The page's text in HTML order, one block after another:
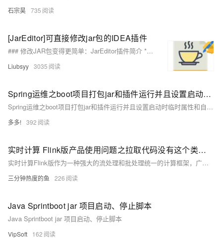
石宗昊 735
[JarEditor]可直接修改jar包的IDEA插件
### 修改JAR包变得更简单：JarEditor插件简介 **背景:** 开发中常需修改JAR包中的class文件,传统方法耗时费力。JarEditor插件让你一键编辑JAR包内文件,无需解压。 **插件使用:** 1. **安装:** 在IDEA插件市场搜索JarEditor并安装。 2. **修改class:** 打开JAR文件中的class,直接编辑,保存后一键构建更新JAR。 3. **文件管理:** 右键菜单支持在JAR内新增/删除/重命名文件等操作。 4. **搜索:** 使用内置搜索功能快速定位JAR包内的字符串。
Liubsyy 3035
Spring运维之boot项目打包jar和插件运行并且设置启动时临时属性和自定义配置文件
Spring运维之boot项目打包jar和插件运行并且设置启动时临时属性和自定义配置文件
多多! 392
实时计算 Flink版产品使用问题之拉取代码没有这个类，但是在下载的jar包中有这个类，是什么导致的
实时计算Flink版作为一种强大的流处理和批处理统一的计算框架，广泛应用于各种需要实时数据处理和分析的场景。实时计算Flink版通常结合SQL接口、DataStream API、以及与上下游数据源和存储系统的丰富连接器，提供了一套全面的解决方案，以应对各种实时计算需求。其低延迟、高吞吐、容错性强的特点，使其成为众多企业和组织实时数据处理首选的技术平台。以下是实时计算Flink版的一些典型使用合集。
三分钟热度的鱼 226
Java Sprintboot jar 项目启动、停止脚本
Java Sprintboot jar 项目启动、停止脚本
VipSoft 162